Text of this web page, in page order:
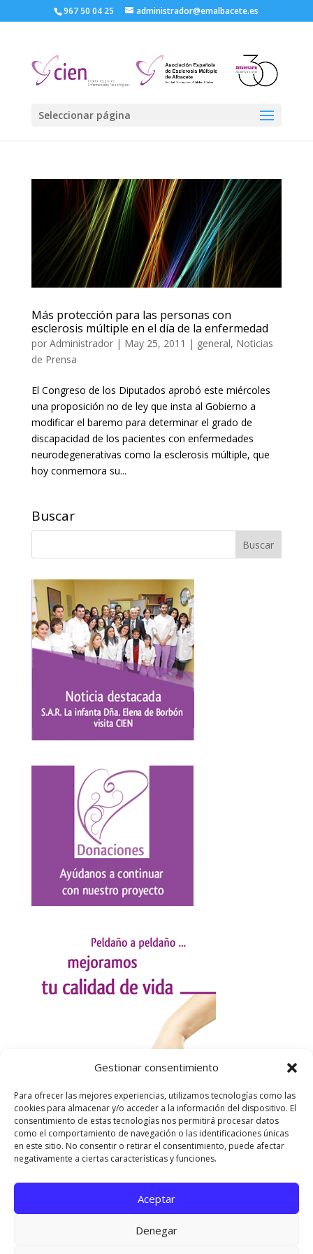
Gestionar consentimiento
Para ofrecer las mejores experiencias, utilizamos tecnologías como las
cookies para almacenar y/o acceder a la información del dispositivo. El
consentimiento de estas tecnologías nos permitirá procesar datos
como el comportamiento de navegación o las identificaciones únicas
en este sitio. No consentir o retirar el consentimiento, puede afectar
negativamente a ciertas características y funciones.
Aceptar
Denegar
967 50 04 25 administrador@emalbacete.es
Seleccionar página
Más protección para las personas con
esclerosis múltiple en el día de la enfermedad
por Administrador| May 25, 2011 | general, Noticias
de Prensa
El Congreso de los Diputados aprobó este miércoles
una proposición no de ley que insta al Gobierno a
modificar el baremo para determinar el grado de
discapacidad de los pacientes con enfermedades
neurodegenerativas como la esclerosis múltiple, que
hoy conmemora su...
Buscar
Utilizamos cookies para ofrecerte la mejor experiencia en
Puedes aprender más sobre qué cookies utilizamos o